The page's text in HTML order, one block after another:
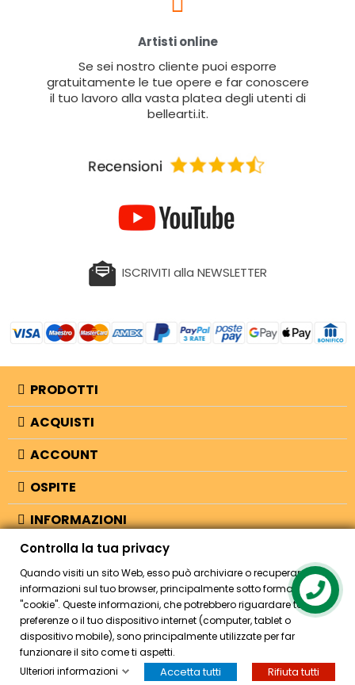
Artisti online
Se sei nostro cliente puoi esporre
gratuitamente le tue opere e far conoscere
il tuo lavoro alla vasta platea degli utenti di
bellearti.it.
ISCRIVITI alla NEWSLETTER
PRODOTTI
ACQUISTI
ACCOUNT
OSPITE
INFORMAZIONI
NEGOZIO
© 2026 - Bellearti.it -credits
HOME ACCOUNT CASSA CERCA
Controlla la tua privacy
Quando visiti un sito Web, esso può archiviare o recuperare
informazioni sul tuo browser, principalmente sotto forma di
"cookie". Queste informazioni, che potrebbero riguardare te, le tue
preferenze o il tuo dispositivo internet (computer, tablet o
dispositivo mobile), sono principalmente utilizzate per far
funzionare il sito come ti aspetti.
Ulteriori informazioni
Accetta tutti Rifiuta tutti
Contact us